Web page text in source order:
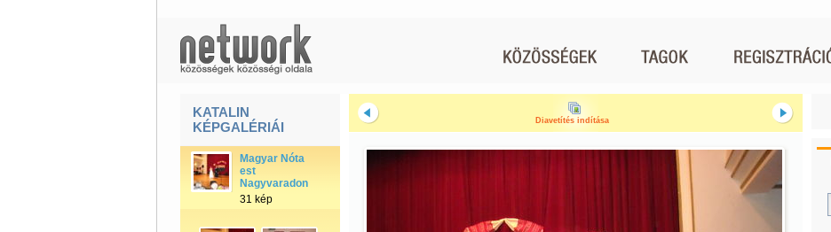
KATALIN
KÉPGALÉRIÁI
Magyar Nóta
est
Nagyvaradon
31 kép
Diavetítés indítása